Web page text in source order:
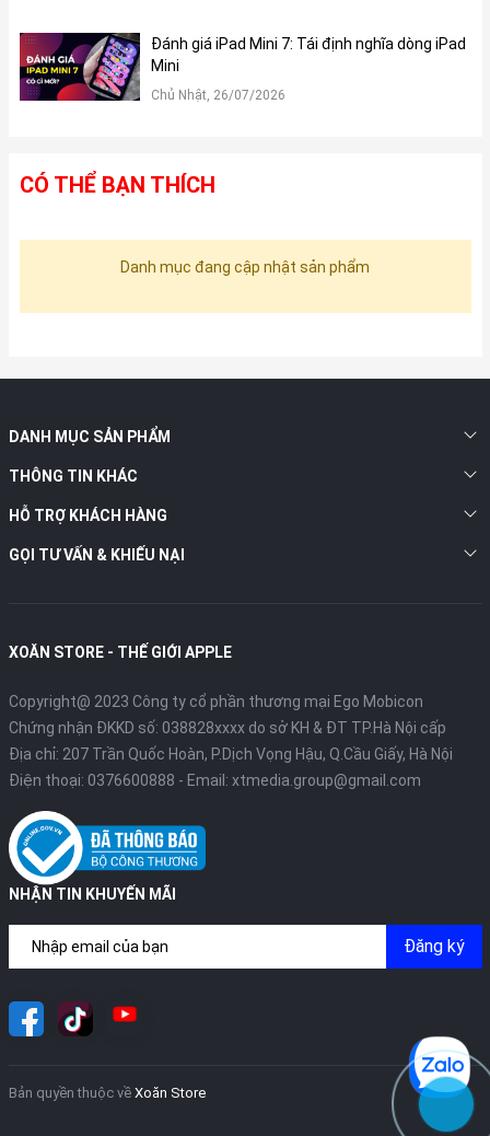
Đánh giá iPad Mini 7: Tái định nghĩa dòng iPad
Mini
Chủ Nhật, 26/07/2026
CÓ THỂ BẠN THÍCH
Danh mục đang cập nhật sản phẩm
DANH MỤC SẢN PHẨM
THÔNG TIN KHÁC
HỖ TRỢ KHÁCH HÀNG
GỌI TƯ VẤN & KHIẾU NẠI
XOĂN STORE - THẾ GIỚI APPLE
Copyright@ 2023 Công ty cổ phần thương mại Ego Mobicon
Chứng nhận ĐKKD số: 038828xxxx do sở KH & ĐT TP.Hà Nội cấp
Địa chỉ: 207 Trần Quốc Hoàn, P.Dịch Vọng Hậu, Q.Cầu Giấy, Hà Nội
Điện thoại: 0376600888 - Email: xtmedia.group@gmail.com
NHẬN TIN KHUYẾN MÃI
Đăng ký
Bản quyền thuộc về Xoăn Store